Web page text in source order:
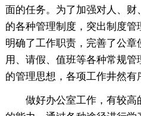
面的任务。为了加强对人、
的各种管理制度，突出制度
明确了工作职责，完善了公
用、请假、值班等各种常规管
的管理思想，各项工作井然有
做好办公室工作，有较高